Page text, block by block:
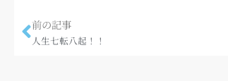
前の記事
人生七転八起！！